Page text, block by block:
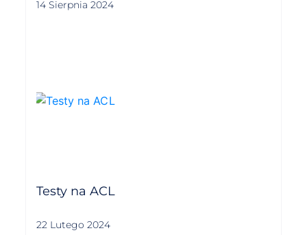
14 Sierpnia 2024
Testy na ACL
22 Lutego 2024